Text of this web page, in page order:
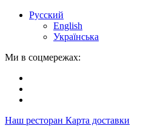
Русский
English
Українська
Ми в соцмережах:
Наш ресторан Карта доставки